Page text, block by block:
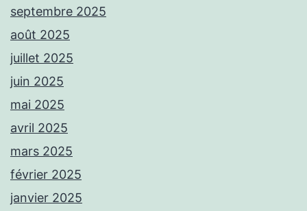
septembre 2025
août 2025
juillet 2025
juin 2025
mai 2025
avril 2025
mars 2025
février 2025
janvier 2025